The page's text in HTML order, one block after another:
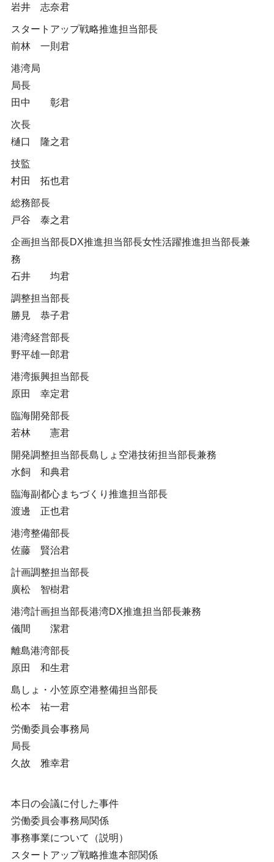
岩井 志奈君
スタートアップ戦略推進担当部長
前林 一則君
港湾局
局長
田中 彰君
次長
樋口 隆之君
技監
村田 拓也君
総務部長
戸谷 泰之君
企画担当部長DX推進担当部長女性活躍推進担当部長兼
務
石井 均君
調整担当部長
勝見 恭子君
港湾経営部長
野平雄一郎君
港湾振興担当部長
原田 幸定君
臨海開発部長
若林 憲君
開発調整担当部長島しょ空港技術担当部長兼務
水飼 和典君
臨海副都心まちづくり推進担当部長
渡邊 正也君
港湾整備部長
佐藤 賢治君
計画調整担当部長
廣松 智樹君
港湾計画担当部長港湾DX推進担当部長兼務
儀間 潔君
離島港湾部長
原田 和生君
島しょ・小笠原空港整備担当部長
松本 祐一君
労働委員会事務局
局長
久故 雅幸君
本日の会議に付した事件
労働委員会事務局関係
事務事業について（説明）
スタートアップ戦略推進本部関係